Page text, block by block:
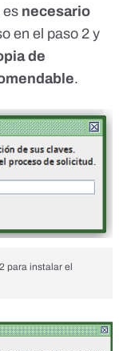
es necesario
en el paso 2 y
de
.
para instalar el